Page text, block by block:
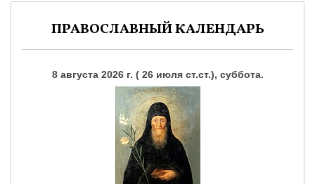
ПРАВОСЛАВНЫЙ КАЛЕНДАРЬ
8 августа 2026 г. ( 26 июля ст.ст.), суббота.